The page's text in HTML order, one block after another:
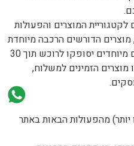
המוצרים והפעולות
הדורשים הרכבה מיוחדת
ו/או שגודלם דורש אמצעים מיוחדים יסופקו לרוכש תוך 30
מוצרים הזמינים למשלוח,
מהפעולות הבאות באתר